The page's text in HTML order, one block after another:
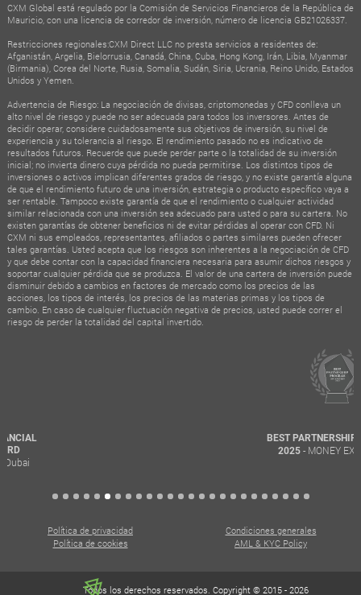
CXM Global está regulado por la Comisión de Servicios Financieros de la República de
Mauricio, con una licencia de corredor de inversión, número de licencia GB21026337.
Restricciones regionales:CXM Direct LLC no presta servicios a residentes de:
Afganistán, Argelia, Bielorrusia, Canadá, China, Cuba, Hong Kong, Irán, Libia, Myanmar
(Birmania), Corea del Norte, Rusia, Somalia, Sudán, Siria, Ucrania, Reino Unido, Estados
Unidos y Yemen.
Advertencia de Riesgo: La negociación de divisas, criptomonedas y CFD conlleva un
alto nivel de riesgo y puede no ser adecuada para todos los inversores. Antes de
decidir operar, considere cuidadosamente sus objetivos de inversión, su nivel de
experiencia y su tolerancia al riesgo. El rendimiento pasado no es indicativo de
resultados futuros. Recuerde que puede perder parte o la totalidad de su inversión
inicial; no invierta dinero cuya pérdida no pueda permitirse. Los distintos tipos de
inversiones o activos implican diferentes grados de riesgo, y no existe garantía alguna
de que el rendimiento futuro de una inversión, estrategia o producto específico vaya a
ser rentable. Tampoco existe garantía de que el rendimiento o cualquier actividad
similar relacionada con una inversión sea adecuado para usted o para su cartera. No
existen garantías de obtener beneficios ni de evitar pérdidas al operar con CFD. Ni
CXM ni sus empleados, representantes, afiliados o partes similares pueden ofrecer
tales garantías. Usted acepta que los riesgos son inherentes a la negociación de CFD
y que debe contar con la capacidad financiera necesaria para asumir dichos riesgos y
soportar cualquier pérdida que se produzca. El valor de una cartera de inversión puede
disminuir debido a cambios en factores de mercado como los precios de las
acciones, los tipos de interés, los precios de las materias primas y los tipos de
cambio. En caso de cualquier fluctuación negativa de precios, usted puede correr el
riesgo de perder la totalidad del capital invertido.
BEST PARTNERSHIP PROGRAM
- MONEY EXPO CHILE
Política de privacidad
Condiciones generales
Política de cookies
AML & KYC Policy
Todos los derechos reservados. Copyright © 2015 - 2026